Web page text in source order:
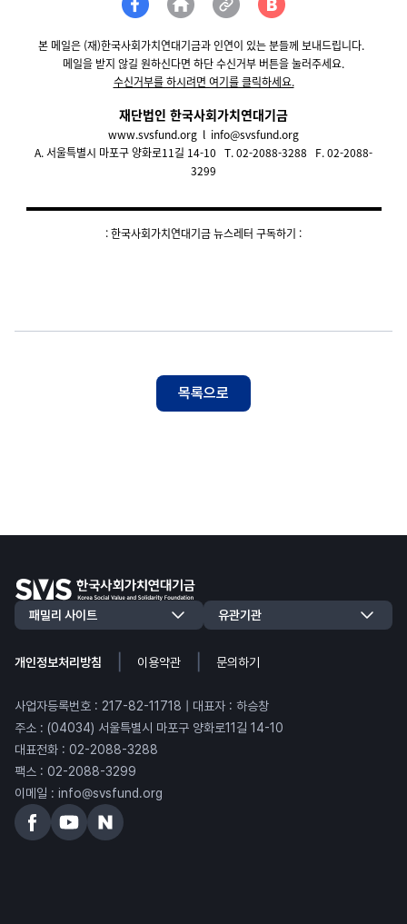
본 메일은 (재)한국사회가치연대기금과 인연이 있는 분들께 보내드립니다.
메일을 받지 않길 원하신다면 하단 수신거부 버튼을 눌러주세요.
수신거부를 하시려면 여기를 클릭하세요.
재단법인 한국사회가치연대기금
www.svsfund.org l info@svsfund.org
A. 서울특별시 마포구 양화로11길 14-10 T. 02-2088-3288 F. 02-2088-
3299
: 한국사회가치연대기금 뉴스레터 구독하기 :
목록으로
개인정보처리방침 이용약관 문의하기
사업자등록번호 : 217-82-11718 | 대표자 : 하승창
주소 : (04034) 서울특별시 마포구 양화로11길 14-10
대표전화 : 02-2088-3288
팩스 : 02-2088-3299
이메일 : info@svsfund.org